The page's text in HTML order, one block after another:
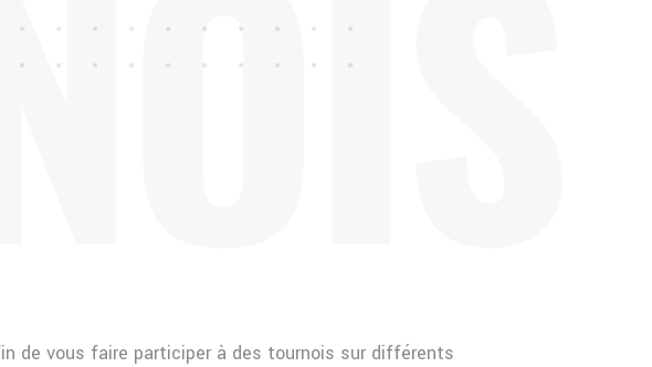
de vous faire participer à des tournois sur différents